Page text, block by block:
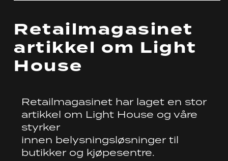
Retailmagasinet
artikkel om Light
House
Retailmagasinet har laget en stor
artikkel om Light House og våre
styrker
innen belysningsløsninger til
butikker og kjøpesentre.